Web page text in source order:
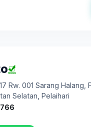
Rw. 001 Sarang Halang,
Selatan Pelaihari